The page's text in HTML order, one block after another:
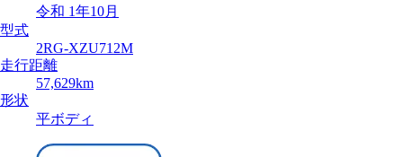
令和 1年10月
型式
2RG-XZU712M
走行距離
57,629km
形状
平ボディ